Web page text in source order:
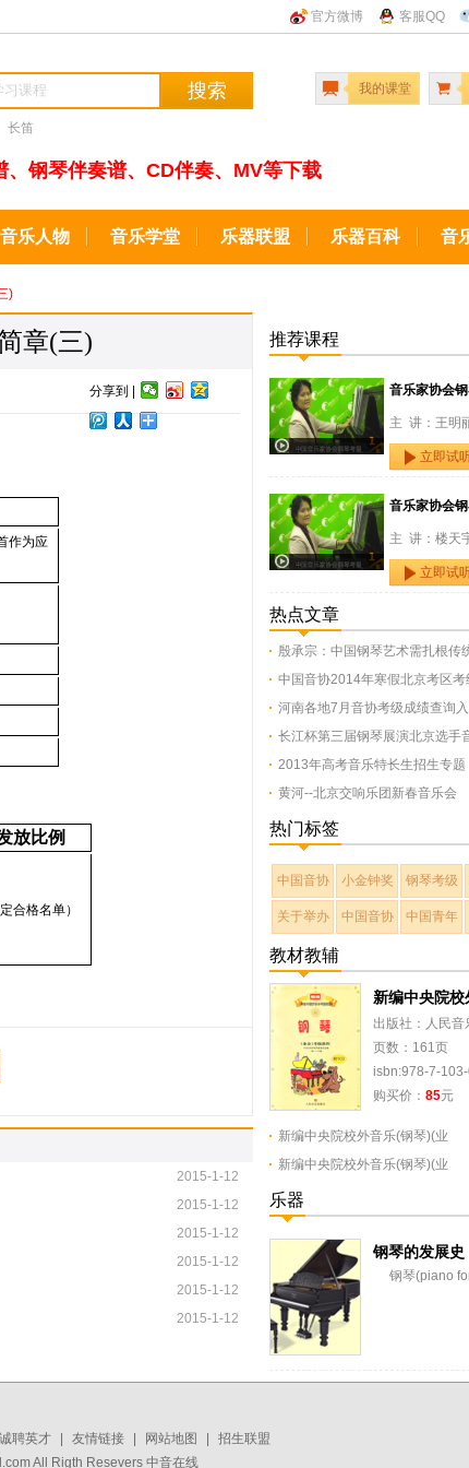
官方微博 客服QQ
搜索
长笛
我的课堂
钢琴伴奏谱、CD伴奏、MV等下载
音乐人物 音乐学堂 乐器联盟 乐器百科 音
)
章(三)
分享到 |
作为应
放比例
合格名单）
2015-1-12
2015-1-12
2015-1-12
2015-1-12
2015-1-12
2015-1-12
推荐课程
音乐家协会
主 讲：王明
立即试
音乐家协会
主 讲：楼天
立即试
热点文章
殷承宗：中国钢琴艺术需扎根传
中国音协2014年寒假北京考区考
河南各地7月音协考级成绩查询
长江杯第三届钢琴展演北京选手
2013年高考音乐特长生招生专题
黄河--北京交响乐团新春音乐会
热门标签
中国音协 小金钟奖 钢琴考级
关于举办 中国音协 中国青年
教材教辅
新编中央院校
出版社：人民音
页数：161页
isbn:978-7-
购买价： 85元
新编中央院校外音乐(钢琴)(业
新编中央院校外音乐(钢琴)(业
乐器
钢琴的发展史
钢琴(piano
诚聘英才 友情链接 网站地图
招生联盟
All Rigth Resevers 中音在线